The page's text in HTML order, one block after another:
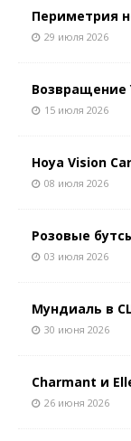
Периметрия
29 июля 2026
Возвращение
15 июля 2026
Hoya Vision
08 июля 2026
Розовые
03 июля 2026
Мундиаль в
30 июня 2026
Charmant и
26 июня 2026